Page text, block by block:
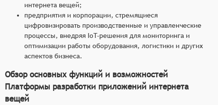
интернета вещей;
предприятия и корпорации, стремящиеся
цифровизировать производственные и управленческие
процессы, внедряя IoT-решения для мониторинга и
оптимизации работы оборудования, логистики и других
аспектов бизнеса.
Обзор основных функций и возможностей
Платформы разработки приложений интернета
вещей